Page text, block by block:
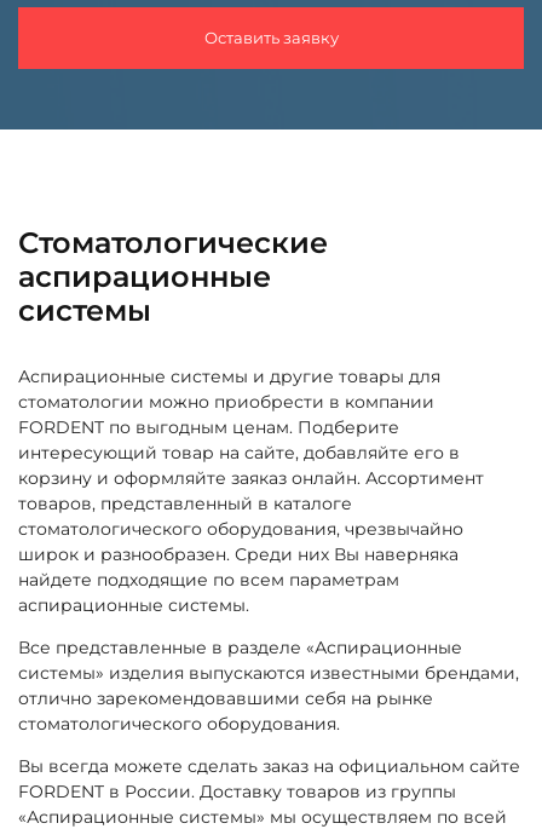
Оставить заявку
Стоматологические
аспирационные
системы
Аспирационные системы и другие товары для
стоматологии можно приобрести в компании
FORDENT по выгодным ценам. Подберите
интересующий товар на сайте, добавляйте его в
корзину и оформляйте заяказ онлайн. Ассортимент
товаров, представленный в каталоге
стоматологического оборудования, чрезвычайно
широк и разнообразен. Среди них Вы наверняка
найдете подходящие по всем параметрам
аспирационные системы.
Все представленные в разделе «Аспирационные
системы» изделия выпускаются известными брендами,
отлично зарекомендовавшими себя на рынке
стоматологического оборудования.
Вы всегда можете сделать заказ на официальном сайте
FORDENT в России. Доставку товаров из группы
«Аспирационные системы» мы осуществляем по всей